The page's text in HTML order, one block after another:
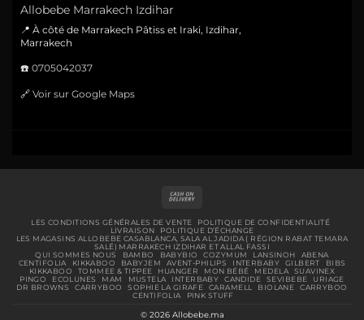
Allobebe Marrakech Izdihar
📍 À côté de Marrakech Pâtiss et Iraki, Izdihar,
Marrakech
☎️ 0705042037
🔗 Voir sur Google Maps
Delivery
LES CONDITIONS GÉNÉRALES DE VENTE
POLITIQUE DE CONFIDENTIALITÉ
LIVRAISON
POLITIQUE D’ÉCHANGE
LES MAGASINS ALLOBEBE CASABLANCA, SALA AL JADIDA ( RÉGION RABAT TEMARA
SALÉ) MARRAKECH IZDIHAR ET ALLAL FASSI
QUI SOMMES NOUS
BAMBO BABYBIO COZYMUM LANSINOH
ABENA
CENTIFOLIA
KIKKABOO BABYJEM AVENT-PHILIPS INTERBABY GILBERT
BIBS
KIKKABOO
TOMMEE & TIPPEE HUANGER MON BÉBÉ MEDELA
SUAVINEX
PINGO
ECOLUNES MAM MUSTELA INTERBABY CANDIDE SEVIBEBE
URIAGE
DR BROWNS
CARRYBOO SOPHIE LA GIRAFE CARAMELL BIOLANE
CARRYBOO
CENTIFOLIA
PINK STUFF
© 2026 Allobebe.ma